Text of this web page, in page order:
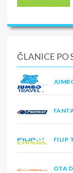
ČLANICE PO
FILIP
OTA